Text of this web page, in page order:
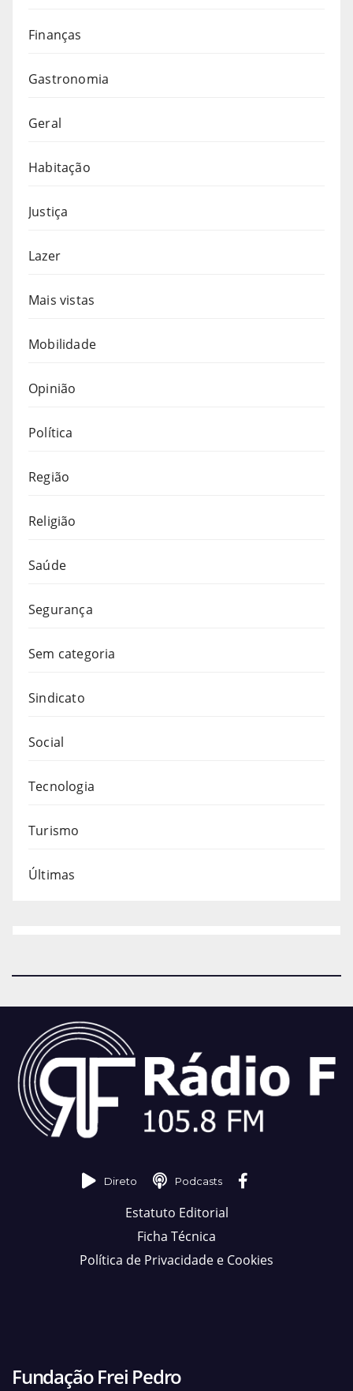
Finanças
Gastronomia
Geral
Habitação
Justiça
Lazer
Mais vistas
Mobilidade
Opinião
Política
Região
Religião
Saúde
Segurança
Sem categoria
Sindicato
Social
Tecnologia
Turismo
Últimas
Direto Podcasts
Estatuto Editorial
Ficha Técnica
Política de Privacidade e Cookies
Fundação Frei Pedro